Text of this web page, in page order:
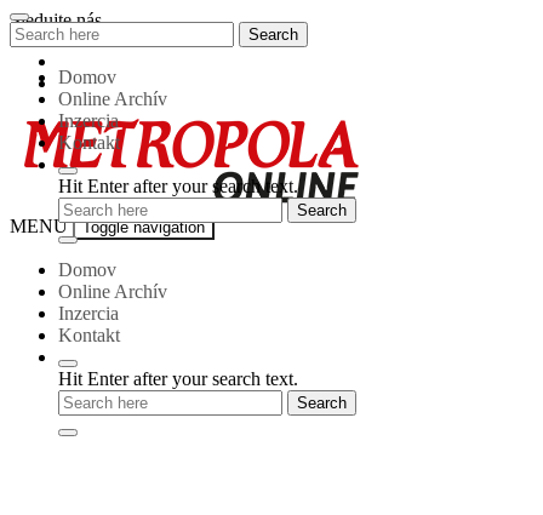
Skip
to
content
Sledujte nás
Metropola-
MENU Toggle navigation
Domov
Online Archív
Inzercia
Kontakt
Hit Enter after your search text.
Search
for:
Search
Domov
Online Archív
Inzercia
Kontakt
Hit Enter after your search text.